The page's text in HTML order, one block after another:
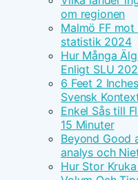
om regionen
Malmö FF
statistik 2024
Hur Många
Enligt SLU
6 Feet 2
Svensk
Enkel Sås till
15 Minuter
Beyond Good
analys och
Hur Stor